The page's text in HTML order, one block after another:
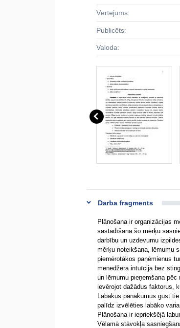
Vērtējums:
Publicēts:
Valoda:
Darba fragments
Plānošana ir organizācijas
sastādīšana šo mērķu
darbību un uzdevumu
mērķu noteikšana, lēmumu
piemērotākos paņēmienus
menedžera intuīcija bez
un lēmumu pieņemšana
ievērojot dažādus faktorus,
Labākus panākumus gūst
palīdz izvēlēties labāko
Plānošana ir iepriekšējā
Vēlamā stāvokļa